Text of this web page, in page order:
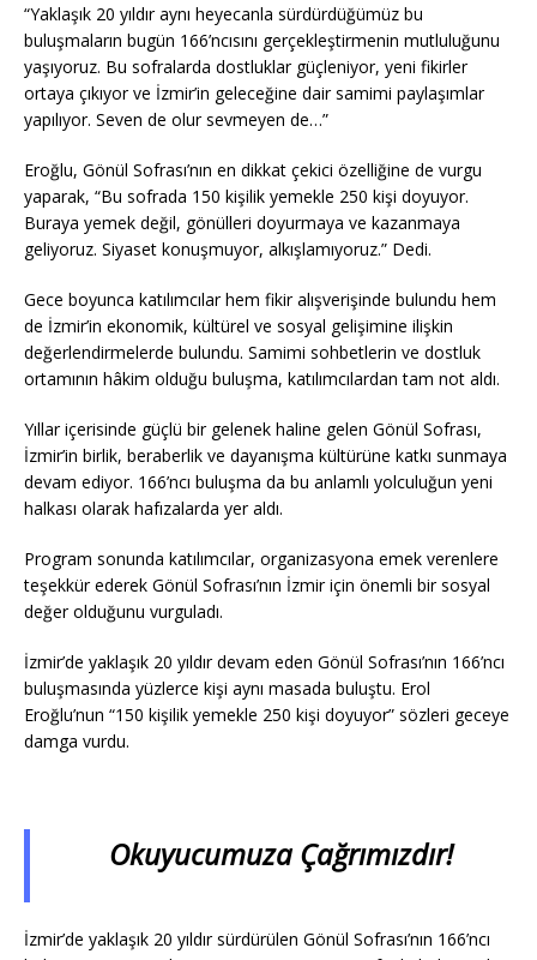
“Yaklaşık 20 yıldır aynı heyecanla sürdürdüğümüz bu
buluşmaların bugün 166’ncısını gerçekleştirmenin mutluluğunu
yaşıyoruz. Bu sofralarda dostluklar güçleniyor, yeni fikirler
ortaya çıkıyor ve İzmir’in geleceğine dair samimi paylaşımlar
yapılıyor. Seven de olur sevmeyen de…”
Eroğlu, Gönül Sofrası’nın en dikkat çekici özelliğine de vurgu
yaparak, “Bu sofrada 150 kişilik yemekle 250 kişi doyuyor.
Buraya yemek değil, gönülleri doyurmaya ve kazanmaya
geliyoruz. Siyaset konuşmuyor, alkışlamıyoruz.” Dedi.
Gece boyunca katılımcılar hem fikir alışverişinde bulundu hem
de İzmir’in ekonomik, kültürel ve sosyal gelişimine ilişkin
değerlendirmelerde bulundu. Samimi sohbetlerin ve dostluk
ortamının hâkim olduğu buluşma, katılımcılardan tam not aldı.
Yıllar içerisinde güçlü bir gelenek haline gelen Gönül Sofrası,
İzmir’in birlik, beraberlik ve dayanışma kültürüne katkı sunmaya
devam ediyor. 166’ncı buluşma da bu anlamlı yolculuğun yeni
halkası olarak hafızalarda yer aldı.
Program sonunda katılımcılar, organizasyona emek verenlere
teşekkür ederek Gönül Sofrası’nın İzmir için önemli bir sosyal
değer olduğunu vurguladı.
İzmir’de yaklaşık 20 yıldır devam eden Gönül Sofrası’nın 166’ncı
buluşmasında yüzlerce kişi aynı masada buluştu. Erol
Eroğlu’nun “150 kişilik yemekle 250 kişi doyuyor” sözleri geceye
damga vurdu.
Okuyucumuza Çağrımızdır!
İzmir’de yaklaşık 20 yıldır sürdürülen Gönül Sofrası’nın 166’ncı